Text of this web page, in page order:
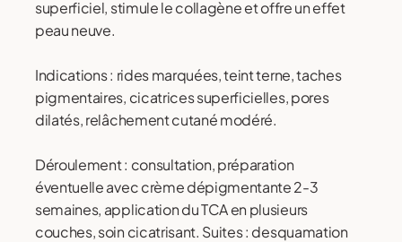
superficiel, stimule le collagène et offre un effet
peau neuve.
Indications : rides marquées, teint terne, taches
pigmentaires, cicatrices superficielles, pores
dilatés, relâchement cutané modéré.
Déroulement : consultation, préparation
éventuelle avec crème dépigmentante 2-3
semaines, application du TCA en plusieurs
couches, soin cicatrisant. Suites : desquamation